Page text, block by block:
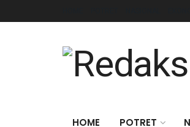
HOME POTRET